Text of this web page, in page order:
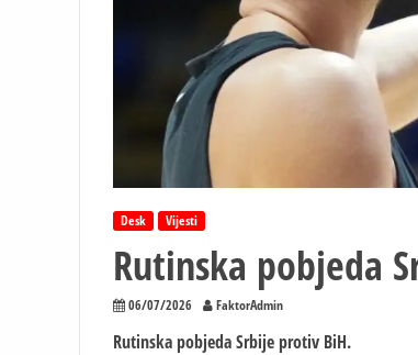
Desk Vijesti
Rutinska pobjeda
06/07/2026 FaktorAdmin
Rutinska pobjeda Srbije protiv BiH.